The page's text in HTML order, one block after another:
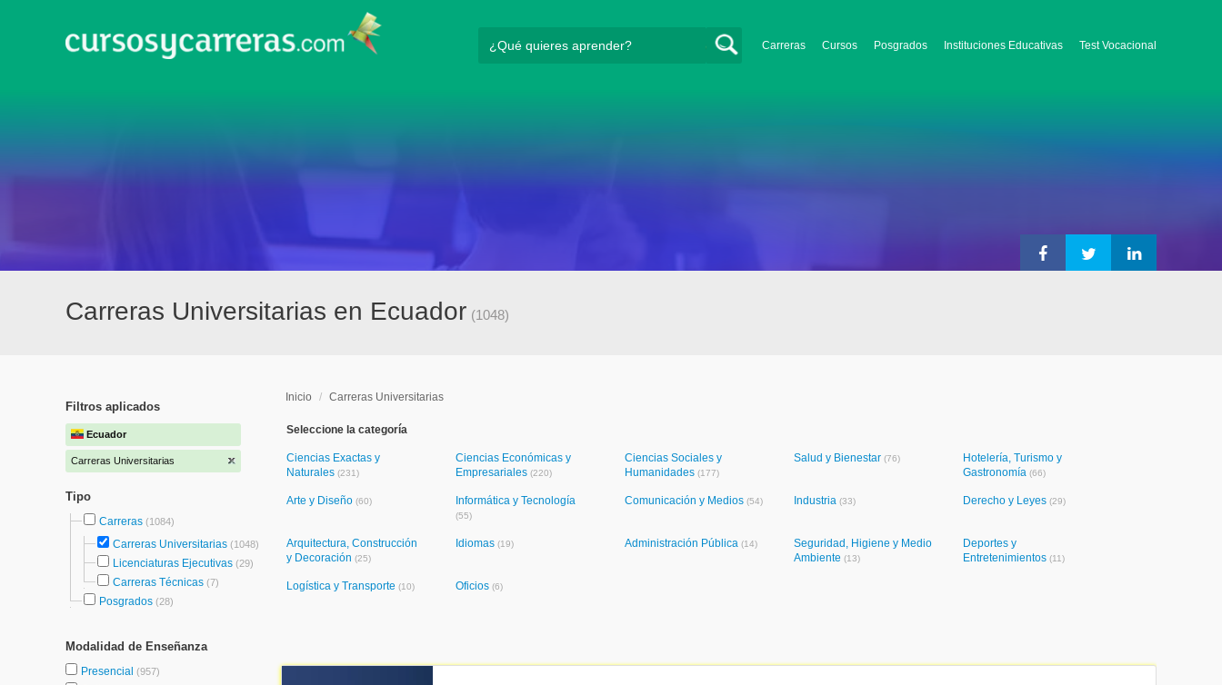
Carreras Cursos Posgrados Instituciones Educativas Test Vocacional
Carreras Universitarias en Ecuador (1048)
Filtros aplicados
Ecuador
Carreras Universitarias
Tipo
Carreras (1084)
Carreras Universitarias (1048)
Licenciaturas Ejecutivas (29)
Carreras Técnicas (7)
Posgrados (28)
Modalidad de Enseñanza
Presencial (957)
Inicio / Carreras Universitarias
Seleccione la categoría
Ciencias Exactas y
Naturales (231)
Ciencias Económicas y
Empresariales (220)
Ciencias Sociales y
Humanidades (177)
Salud y Bienestar (76)
Hotelería, Turismo y
Gastronomía (66)
Arte y Diseño (60) Informática y Tecnología
(55)
Comunicación y Medios (54) Industria (33) Derecho y Leyes (29)
Arquitectura, Construcción
y Decoración (25)
Idiomas (19) Administración Pública (14)
Seguridad, Higiene y Medio
Ambiente (13)
Deportes y
Entretenimientos (11)
Logística y Transporte (10) Oficios (6)